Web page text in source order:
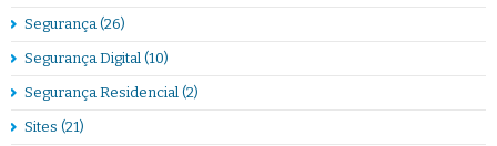
Segurança (26)
Segurança Digital (10)
Segurança Residencial (2)
Sites (21)